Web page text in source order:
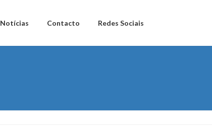
Notícias Contacto Redes Sociais